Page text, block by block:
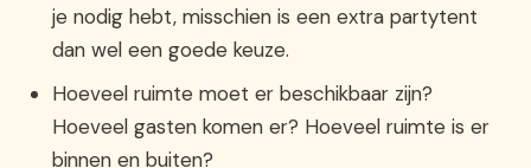
je nodig hebt, misschien is een extra partytent
dan wel een goede keuze.
Hoeveel ruimte moet er beschikbaar zijn?
Hoeveel gasten komen er? Hoeveel ruimte is er
binnen en buiten?